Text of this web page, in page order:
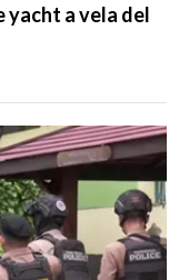
yacht a vela del